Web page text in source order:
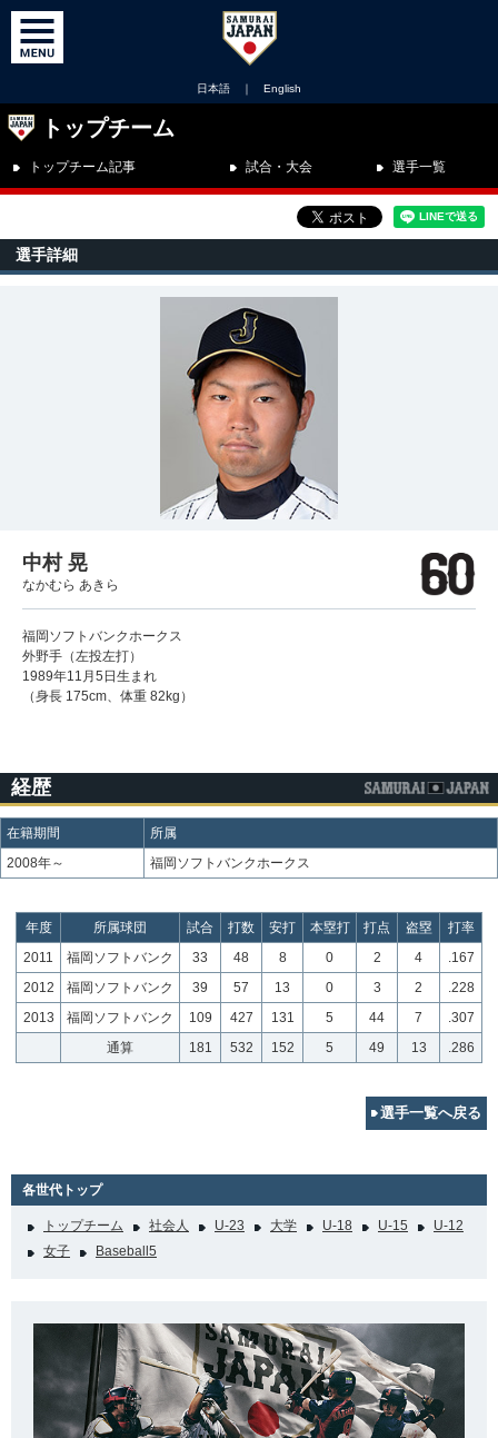
日本語 ｜ English
トップチーム
トップチーム記事 試合・大会 選手一覧
選手詳細
中村 晃
なかむら あきら
福岡ソフトバンクホークス
外野手（左投左打）
1989年11月5日生まれ
（身長 175cm、体重 82kg）
経歴
在籍期間
所属
2008年～
福岡ソフトバンクホークス
年度 所属球団 試合 打数 安打 本塁打 打点 盗塁
打率
2011
福岡ソフトバンク 33 48 8 0 2 4
.167
2012
福岡ソフトバンク 39 57 13 0 3 2
.228
2013
福岡ソフトバンク 109 427 131 5 44 7
.307
通算
181 532 152 5 49 13 .286
選手一覧へ戻る
各世代トップ
トップチーム 社会人 U-23 大学 U-18 U-15
U-12
女子
Baseball5